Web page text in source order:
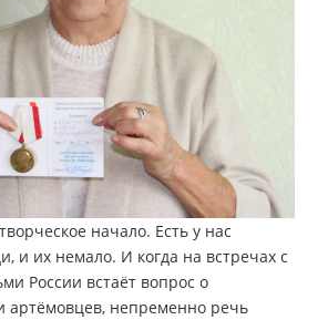
начало. Есть у нас
и их немало. И когда на встречах с
России встаёт вопрос о
артёмовцев, непременно речь